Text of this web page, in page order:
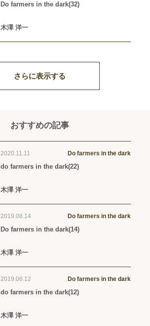
Do farmers in the dark(32)
木澤 洋一
さらに表示する
おすすめの記事
2020.11.11 Do farmers in the dark
do farmers in the dark(22)
木澤 洋一
2019.08.14 Do farmers in the dark
Do farmers in the dark(14)
木澤 洋一
2019.06.12 Do farmers in the dark
do farmers in the dark(12)
木澤 洋一